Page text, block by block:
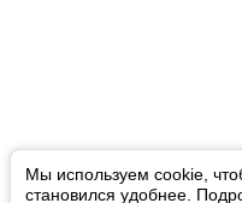
Мы используем cookie,
становился удобнее.